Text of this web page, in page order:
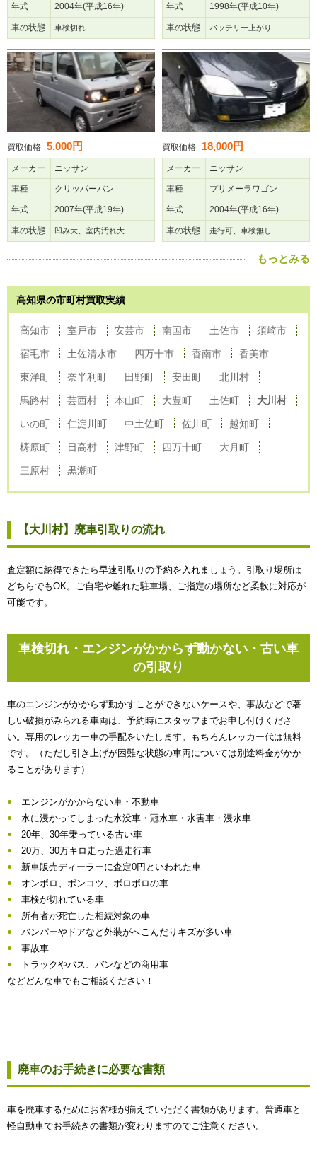
年式 2004年(平成16年)
車の状態 車検切れ
年式 1998年(平成10年)
車の状態 バッテリー上がり
買取価格 5,000円
メーカー ニッサン
車種 クリッパーバン
年式 2007年(平成19年)
車の状態 凹み大、室内汚れ大
買取価格 18,000円
メーカー ニッサン
車種 プリメーラワゴン
年式 2004年(平成16年)
車の状態 走行可、車検無し
もっとみる
高知県の市町村買取実績
高知市 室戸市 安芸市 南国市 土佐市 須崎市
宿毛市 土佐清水市 四万十市 香南市 香美市
東洋町 奈半利町 田野町 安田町 北川村
馬路村 芸西村 本山町 大豊町 土佐町 大川村
いの町 仁淀川町 中土佐町 佐川町 越知町
梼原町 日高村 津野町 四万十町 大月町
三原村 黒潮町
【大川村】廃車引取りの流れ
査定額に納得できたら早速引取りの予約を入れましょう。引取り場所は
どちらでもOK。ご自宅や離れた駐車場、ご指定の場所など柔軟に対応が
可能です。
車検切れ・エンジンがかからず動かない・古い車
の引取り
車のエンジンがかからず動かすことができないケースや、事故などで著
しい破損がみられる車両は、予約時にスタッフまでお申し付けくださ
い。専用のレッカー車の手配をいたします。もちろんレッカー代は無料
です。（ただし引き上げが困難な状態の車両については別途料金がかか
ることがあります）
エンジンがかからない車・不動車
水に浸かってしまった水没車・冠水車・水害車・浸水車
20年、30年乗っている古い車
20万、30万キロ走った過走行車
新車販売ディーラーに査定0円といわれた車
オンボロ、ポンコツ、ボロボロの車
車検が切れている車
所有者が死亡した相続対象の車
バンパーやドアなど外装がへこんだりキズが多い車
事故車
トラックやバス、バンなどの商用車
などどんな車でもご相談ください！
廃車のお手続きに必要な書類
車を廃車するためにお客様が揃えていただく書類があります。普通車と
軽自動車でお手続きの書類が変わりますのでご注意ください。